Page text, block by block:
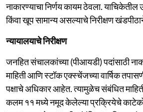
नाकारण्याचा निर्णय कायम ठेवला. याचिकेतील
किंवा खूप सामान्य असल्याचे निरीक्षण
न्यायालयाचे निरीक्षण
जनहित संचालकांच्या (पीआयडी) पदांसाठी
माहिती आणि स्टॉक एक्स्चेंजच्या वार्षिक
पक्षाचे अधिकार आहेत. त्यामुळेच संबंधित
कलम ११ मध्ये नमूद केलेल्या प्रक्रियेचे